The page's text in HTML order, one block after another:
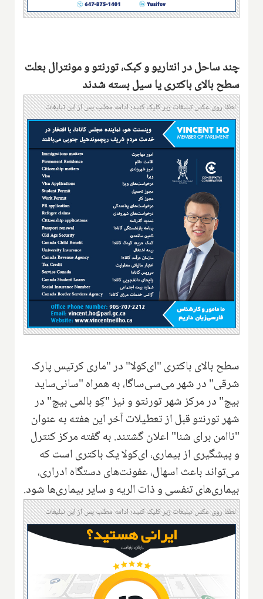
چند ساحل در انتاریو و کبک، تورنتو و مونترال بعلت
سطح بالای باکتری یا سیل بسته شدند
لطفا روی عکس تبلیغات زیر کلیک کنید؛ ادامه مطلب پس از این تبلیغات
سطح بالای باکتری "ای‌کولا" در "ماری کرتیس پارک
شرقی" در شهر می‌سی‌ساگا، به همراه "سانی‌ساید
بیچ" در مرکز شهر تورنتو و نیز "کِو بالمی بیچ" در
شهر تورنتو قبل از تعطیلات آخر این هفته به عنوان
"ناامن برای شنا" اعلان گشتند. به گفته مرکز کنترل
و پیشگیری از بیماری، ای‌کولا یک باکتری است که
می‌تواند باعث اسهال، عفونت‌های دستگاه ادراری،
بیماری‌های تنفسی و ذات الریه و سایر بیماری‌ها شود.
لطفا روی عکس تبلیغات زیر کلیک کنید؛ ادامه مطلب پس از این تبلیغات